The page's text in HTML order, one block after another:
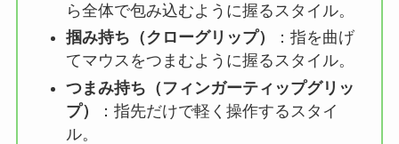
ら全体で包み込むように握るスタイル。
掴み持ち（クローグリップ）
：指を曲げ
てマウスをつまむように握るスタイル。
つまみ持ち（フィンガーティップグリッ
プ）
：指先だけで軽く操作するスタイ
ル。